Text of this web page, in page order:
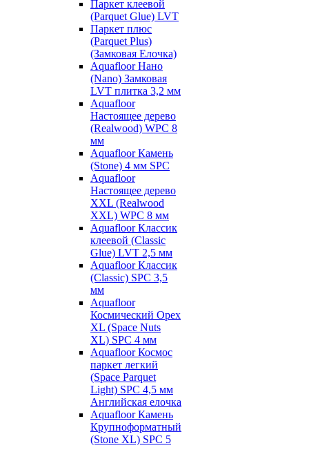
Паркет клеевой
(Parquet Glue) LVT
Паркет плюс
(Parquet Plus)
(Замковая Елочка)
Aquafloor Нано
(Nano) Замковая
LVT плитка 3,2 мм
Aquafloor
Настоящее дерево
(Realwood) WPC 8
мм
Aquafloor Камень
(Stone) 4 мм SPC
Aquafloor
Настоящее дерево
XXL (Realwood
XXL) WPC 8 мм
Aquafloor Классик
клеевой (Classic
Glue) LVT 2,5 мм
Aquafloor Классик
(Classic) SPC 3,5
мм
Aquafloor
Космический Орех
XL (Space Nuts
XL) SPC 4 мм
Aquafloor Космос
паркет легкий
(Space Parquet
Light) SPC 4,5 мм
Английская елочка
Aquafloor Камень
Крупноформатный
(Stone XL) SPC 5